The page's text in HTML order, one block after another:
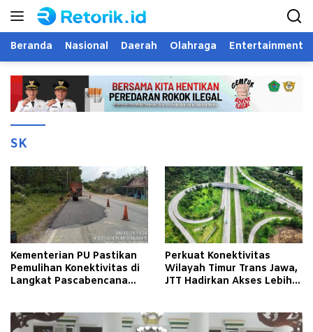
Langsung
Beranda Nasional Daerah Olahraga Entertainment
SK
Kementerian PU Pastikan
Pemulihan Konektivitas di
Langkat Pascabencana
Perkuat Konektivitas
Wilayah Timur Trans Jawa,
JTT Hadirkan Akses Lebih